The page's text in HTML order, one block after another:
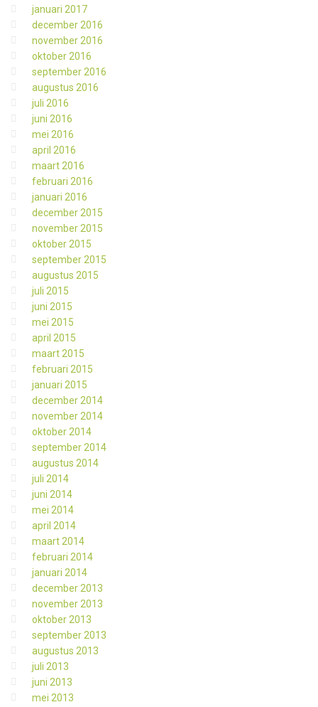
januari 2017
december 2016
november 2016
oktober 2016
september 2016
augustus 2016
juli 2016
juni 2016
mei 2016
april 2016
maart 2016
februari 2016
januari 2016
december 2015
november 2015
oktober 2015
september 2015
augustus 2015
juli 2015
juni 2015
mei 2015
april 2015
maart 2015
februari 2015
januari 2015
december 2014
november 2014
oktober 2014
september 2014
augustus 2014
juli 2014
juni 2014
mei 2014
april 2014
maart 2014
februari 2014
januari 2014
december 2013
november 2013
oktober 2013
september 2013
augustus 2013
juli 2013
juni 2013
mei 2013